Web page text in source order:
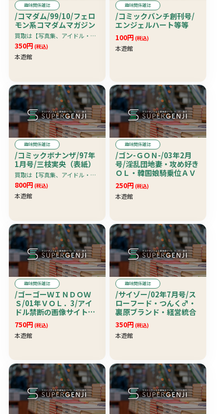
趣味関係雑誌
/コマダム/99/10/フェロ
モン系コマダムマガジン
買取は【写真集、アイドル・グラビア系雑誌、アダルト雑誌・アイドルビデオ＆ＤＶＤ】限定です。
350円 (税込)
本遊館
趣味関係雑誌
/コミックバンチ創刊号/
エンジェルハート等等
100円 (税込)
本遊館
趣味関係雑誌
/コミックボナンザ/97年
1月号/三枝実央（表紙）
買取は【写真集、アイドル・グラビア系雑誌、アダルト雑誌・アイドルビデオ＆ＤＶＤ】限定です。
800円 (税込)
本遊館
趣味関係雑誌
/ゴン-ＧＯＮ-/03年2月
号/淫乱団地妻・攻め好き
ＯＬ・韓国娘騎乗位ＡＶ
250円 (税込)
本遊館
趣味関係雑誌
/ゴーゴーＷＩＮＤＯＷ
Ｓ/01年ＶＯＬ．3/アイ
ドル禁断の画像サイト発
見。後藤真希・浜崎あゆ
み
750円 (税込)
本遊館
趣味関係雑誌
/サイゾー/02年7月号/ス
ローフード・つんく♂・
裏原ブランド・経営統合
350円 (税込)
本遊館